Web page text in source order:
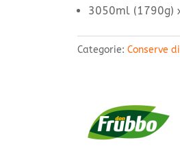
3050ml (1790g)
Categorie: Conserve